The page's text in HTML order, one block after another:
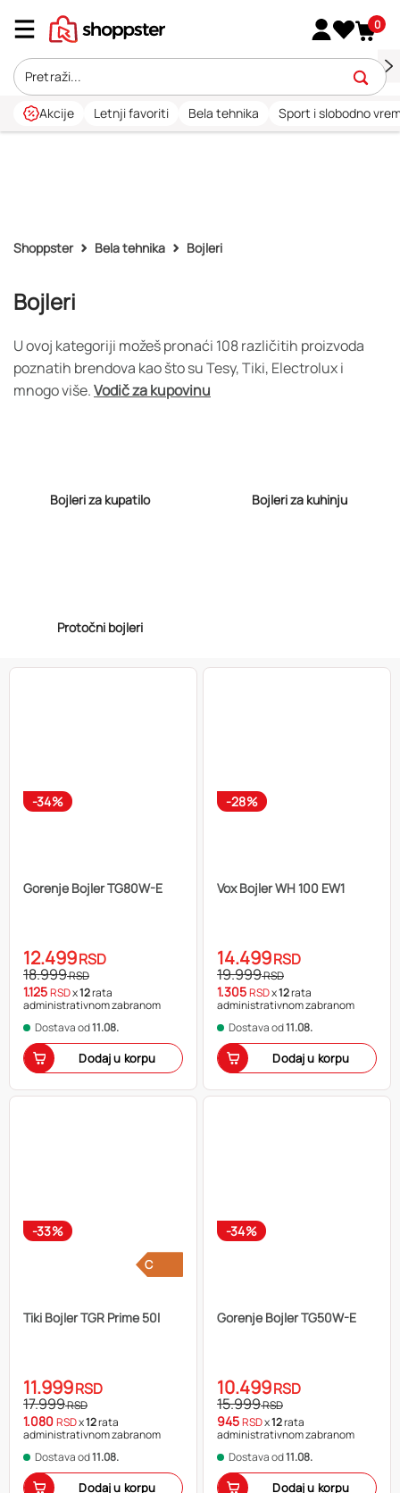
0
Akcije Letnji favoriti Bela tehnika Sport i slobodno
Shoppster Bela tehnika Bojleri
Bojleri
U ovoj kategoriji možeš pronaći 108 različitih proizvoda
poznatih brendova kao što su Tesy, Tiki, Electrolux i
mnogo više.Vodič za kupovinu
Bojleri za kupatilo Bojleri za kuhinju
Protočni bojleri
-34%
Gorenje Bojler TG80W-E
12.499RSD
18.999RSD
1.125RSDx12rata
administrativnom zabranom
Dostava od11.08.
Dodaj u korpu
-28%
Vox Bojler WH 100 EW1
14.499RSD
19.999RSD
1.305RSDx12rata
administrativnom zabranom
Dostava od11.08.
Dodaj u korpu
-33%
C
Tiki Bojler TGR Prime 50l
11.999RSD
17.999RSD
1.080RSDx12rata
administrativnom zabranom
Dostava od11.08.
Dodaj u korpu
-34%
Gorenje Bojler TG50W-E
10.499RSD
15.999RSD
945RSDx12rata
administrativnom zabranom
Dostava od11.08.
Dodaj u korpu